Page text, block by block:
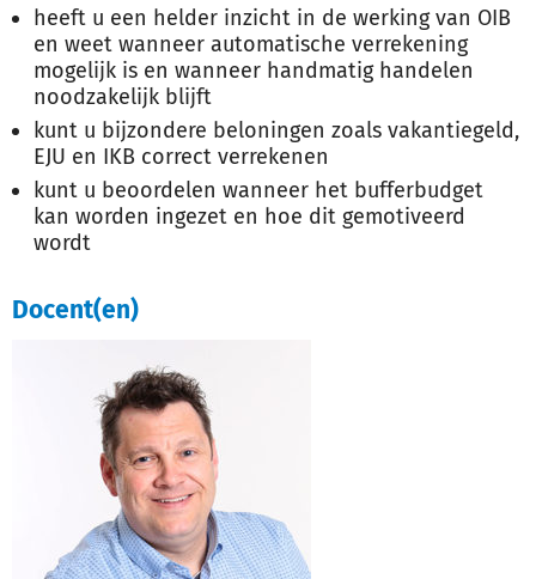
heeft u een helder inzicht in de werking van OIB
en weet wanneer automatische verrekening
mogelijk is en wanneer handmatig handelen
noodzakelijk blijft
kunt u bijzondere beloningen zoals vakantiegeld,
EJU en IKB correct verrekenen
kunt u beoordelen wanneer het bufferbudget
kan worden ingezet en hoe dit gemotiveerd
wordt
Docent(en)